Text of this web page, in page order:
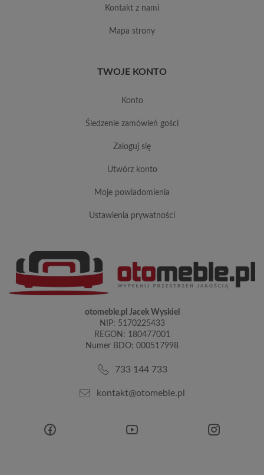
kontakt z nami
mapa strony
TWOJE KONTO
konto
śledzenie zamówień gości
zaloguj się
utwórz konto
moje powiadomienia
ustawienia prywatności
otomeble.pl Jacek Wyskiel
NIP: 5170225433
REGON: 180477001
Numer BDO: 000517998
733 144 733
kontakt@otomeble.pl